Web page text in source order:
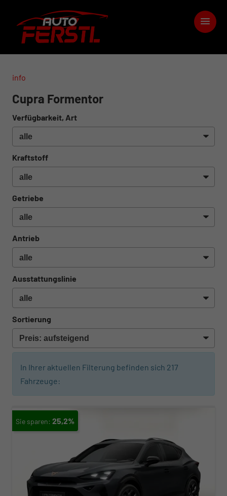
info
Cupra Formentor
Verfügbarkeit, Art
Kraftstoff
Getriebe
Antrieb
Ausstattungslinie
Sortierung
In Ihrer aktuellen Filterung befinden sich 217
Fahrzeuge:
25,2%